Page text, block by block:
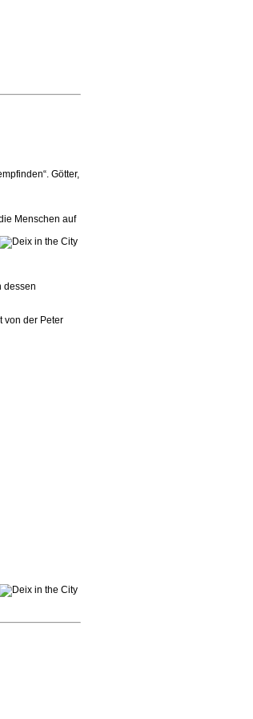
Götter,
Menschen auf
dessen
von der Peter